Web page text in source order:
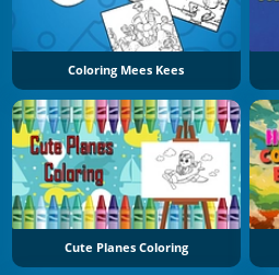
Coloring Mees Kees
Cute Planes Coloring